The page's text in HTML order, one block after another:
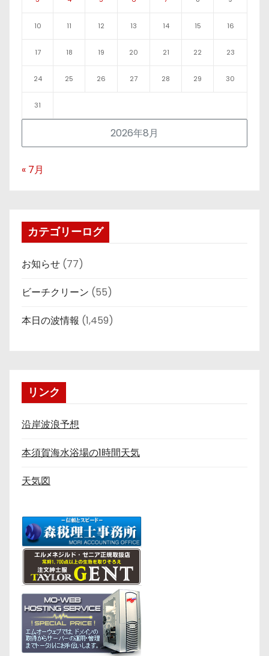
2026年8月
10 11 12 13 14 15 16
17 18 19 20 21 22 23
24 25 26 27 28 29 30
31
« 7月
カテゴリーログ
お知らせ (77)
ビーチクリーン (55)
本日の波情報 (1,459)
リンク
沿岸波浪予想
本須賀海水浴場の1時間天気
天気図